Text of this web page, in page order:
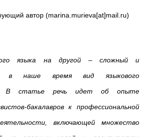
автор (marina.murieva[at]mail.ru)
языка на другой – сложный и
в наше время вид языкового
В статье речь идет об опыте
бакалавров к профессиональной
включающей множество